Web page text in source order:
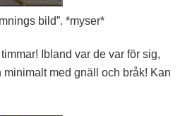
bild”. *myser*
Ibland var de var för sig,
med gnäll och bråk! Kan